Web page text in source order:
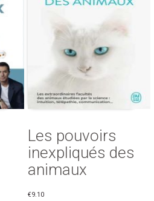
Les pouvoirs
inexpliqués des
animaux
€9.10